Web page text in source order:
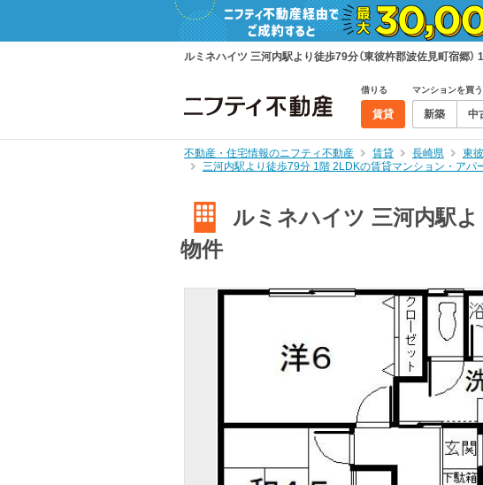
ルミネハイツ 三河内駅より徒歩79分（東彼杵郡波佐見町宿郷
借りる
賃貸
マンションを買う
新築 中
不動産・住宅情報のニフティ不動産 賃貸 長崎県 東
三河内駅より徒歩79分 1階 2LDKの賃貸マンション・アパ
ルミネハイツ 三河内駅よ
物件